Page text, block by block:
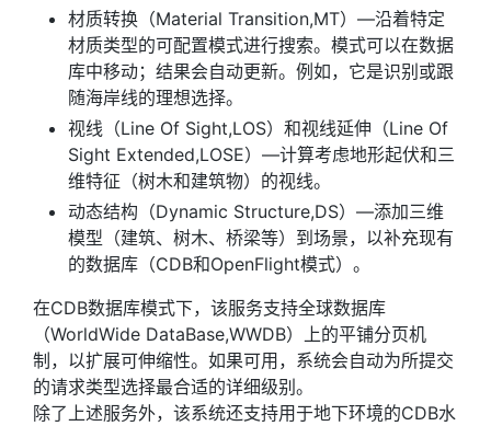
材质转换（Material Transition,MT）—沿着特定
材质类型的可配置模式进行搜索。模式可以在数据
库中移动；结果会自动更新。例如，它是识别或跟
随海岸线的理想选择。
视线（Line Of Sight,LOS）和视线延伸（Line Of
Sight Extended,LOSE）—计算考虑地形起伏和三
维特征（树木和建筑物）的视线。
动态结构（Dynamic Structure,DS）—添加三维
模型（建筑、树木、桥梁等）到场景，以补充现有
的数据库（CDB和OpenFlight模式）。
在CDB数据库模式下，该服务支持全球数据库
（WorldWide DataBase,WWDB）上的平铺分页机
制，以扩展可伸缩性。如果可用，系统会自动为所提交
的请求类型选择最合适的详细级别。
除了上述服务外，该系统还支持用于地下环境的CDB水